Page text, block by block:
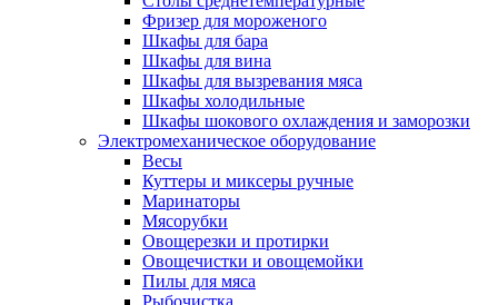
Фризер для мороженого
Шкафы для бара
Шкафы для вина
Шкафы для вызревания мяса
Шкафы холодильные
Шкафы шокового охлаждения и заморозки
Электромеханическое оборудование
Весы
Куттеры и миксеры ручные
Маринаторы
Мясорубки
Овощерезки и протирки
Овощечистки и овощемойки
Пилы для мяса
Рыбочистка